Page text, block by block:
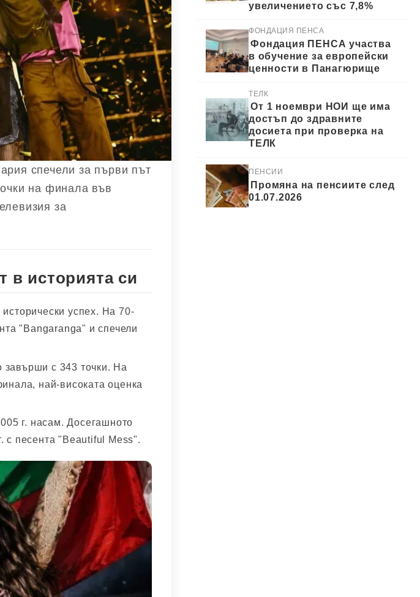
спечели за първи път
на финала във
за
в историята си
успех. На 70-
"Bangaranga" и спечели
завърши с 343 точки. На
най-високата оценка
г. насам. Досегашното
с песента "Beautiful Mess".
увеличението със 7,8%
ФОНДАЦИЯ ПЕНСА
Фондация ПЕНСА участва
в обучение за европейски
ценности в Панагюрище
ТЕЛК
От 1 ноември НОИ ще има
достъп до здравните
досиета при проверка на
ТЕЛК
ПЕНСИИ
Промяна на пенсиите след
01.07.2026